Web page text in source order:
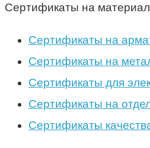
Сертификаты на
Сертификаты на
Сертификаты на
Сертификаты для
Сертификаты на
Сертификаты